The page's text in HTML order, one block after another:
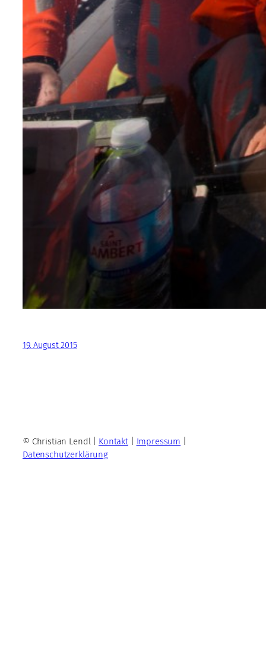
19. August 2015
© Christian Lendl | Kontakt| Impressum
Datenschutzerklärung